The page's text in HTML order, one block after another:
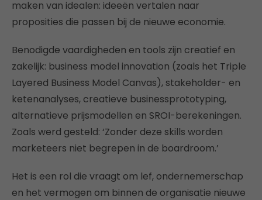
maken van idealen: ideeën vertalen naar
proposities die passen bij de nieuwe economie.
Benodigde vaardigheden en tools zijn creatief en
zakelijk: business model innovation (zoals het Triple
Layered Business Model Canvas), stakeholder- en
ketenanalyses, creatieve businessprototyping,
alternatieve prijsmodellen en SROI-berekeningen.
Zoals werd gesteld: ‘Zonder deze skills worden
marketeers niet begrepen in de boardroom.’
Het is een rol die vraagt om lef, ondernemerschap
en het vermogen om binnen de organisatie nieuwe